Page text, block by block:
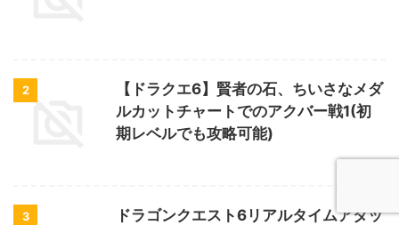
2
【ドラクエ6】賢者の石、ちいさなメダ
ルカットチャートでのアクバー戦1(初
期レベルでも攻略可能)
3 ドラゴンクエスト6リアルタイムアタッ